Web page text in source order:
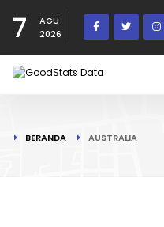
7
AGU
2026
BERANDA AUSTRALIA